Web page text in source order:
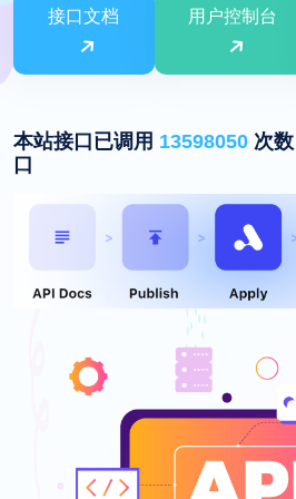
接口文档 用户控制台
本站接口已调用 13598050 次
口